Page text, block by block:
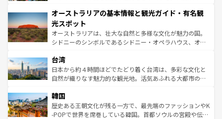
部のニューオーリンズでは、音楽と美食が融合した独特の
文化が魅力。旅行者はアメリカの各地域で異なる魅力を楽
しみながら、その多様性と豊かな歴史を感じることができ
るだろう。車でのロードトリップや列車の旅も、アメリカ
情報は
ワイ島は見逃せない。また、定番の観光地といえばオアフ
島だが、静かな自然を求めるならマウイ島やカウアイ島が
おすすめ。エメラルドグリーンに輝く海をはじめ、豊かな
文化や歴史が息づいている。「アロハスピリット」と呼ば
人々、おいしいローカルフードやハワイアンミュージッ
ク、伝統的なフラダンスなど、すべてがハワイの魅力を彩
っている。訪れるたびに新しい発見と感動が待っているハ
はコンテンツ一覧
オーストラリアの基本情報と観光ガイド・有名観
光スポット
オーストラリアは、壮大な自然と多様な文化が魅力の国。
シドニーのシンボルであるシドニー・オペラハウス、オー
リアリーフや大陸中央部にそびえるウルル（エアーズロッ
ク）、タスマニアの美しい原生林やケアンズの熱帯雨林な
ど、見どころがたくさん。また、カフェやワイン、オージ
いる。アクティビティも充実しており、サーフィンやダイ
ビング、ハイキングなど、アウトドア好きにはたまらな
い。オーストラリアの多彩な魅力を存分に味わいつくそ
台湾
日本から約４時間ほどでたどり着く台湾は、多彩な文化と
自然が織りなす魅力的な観光地。活気あふれる大都市の台
ン）、静ひつな山岳地帯である台湾東部など、都市の喧騒
と山間の静けさが共存しており、訪れる人に新しい発見と
驚きをもたらしてくれる。また、奥深い台湾の食文化も魅
韓国
歴史ある王朝文化が残る一方で、最先端のファッションやK
-POPで世界を席巻している韓国。首都ソウルの宮殿や伝統